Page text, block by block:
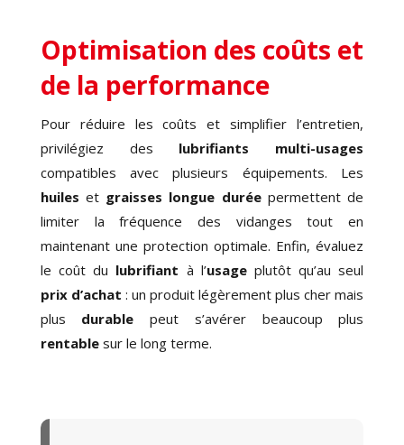
Optimisation des coûts et
de la performance
Pour réduire les coûts et simplifier l’entretien,
privilégiez des lubrifiants multi-usages
compatibles avec plusieurs équipements. Les
huiles et graisses longue duréepermettent de
limiter la fréquence des vidanges tout en
maintenant une protection optimale. Enfin, évaluez
le coût du lubrifiant à l’usageplutôt qu’au seul
prix d’achat : un produit légèrement plus cher mais
plus durable peut s’avérer beaucoup plus
rentablesur le long terme.